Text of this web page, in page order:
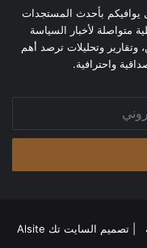
يوافيكم بأحدث المستجدات
متواصلة لأخبار السياسة
وتقارير وتحليلات ترصد أهم
واحترافية.
السايت تك Alsite